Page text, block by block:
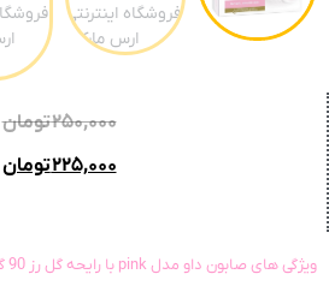
۲۵۰,۰۰۰تومان
۲۲۵,۰۰۰تومان
ویژگی های صابون داو مدل pink با رایحه گل رز 90 گرم